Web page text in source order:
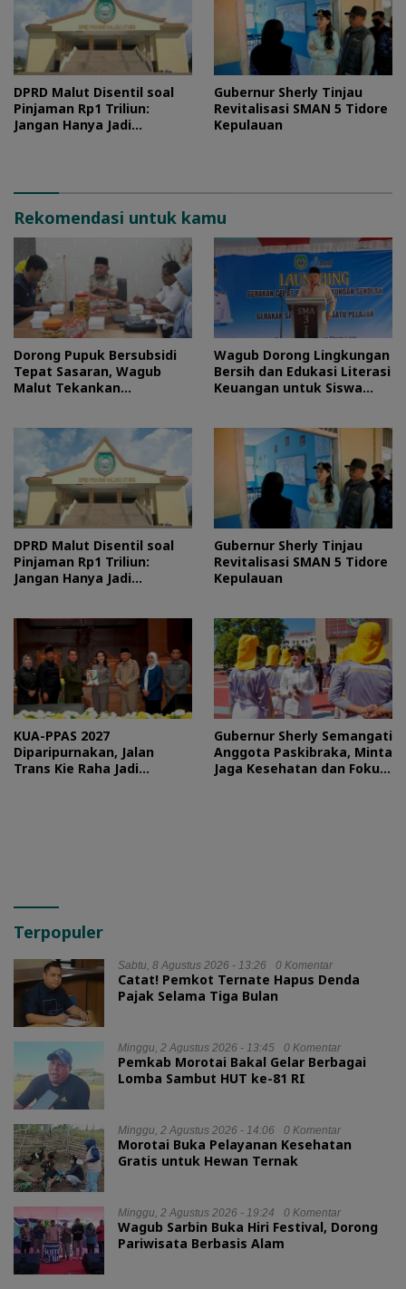
DPRD Malut Disentil soal
Pinjaman Rp1 Triliun:
Jangan Hanya Jadi
Gubernur Sherly Tinjau
Revitalisasi SMAN 5 Tidore
Kepulauan
Rekomendasi untuk kamu
Dorong Pupuk Bersubsidi
Tepat Sasaran, Wagub
Malut Tekankan
Wagub Dorong Lingkungan
Bersih dan Edukasi Literasi
Keuangan untuk Siswa
DPRD Malut Disentil soal
Pinjaman Rp1 Triliun:
Jangan Hanya Jadi
Gubernur Sherly Tinjau
Revitalisasi SMAN 5 Tidore
Kepulauan
KUA-PPAS 2027
Diparipurnakan, Jalan
Trans Kie Raha Jadi
Gubernur Sherly Semangati
Anggota Paskibraka, Minta
Jaga Kesehatan dan Fokus
Terpopuler
Sabtu, 8 Agustus 2026 - 13:26 0 Komentar
Catat! Pemkot Ternate Hapus Denda
Pajak Selama Tiga Bulan
Minggu, 2 Agustus 2026 - 13:45 0 Komentar
Pemkab Morotai Bakal Gelar Berbagai
Lomba Sambut HUT ke-81 RI
Minggu, 2 Agustus 2026 - 14:06 0 Komentar
Morotai Buka Pelayanan Kesehatan
Gratis untuk Hewan Ternak
Minggu, 2 Agustus 2026 - 19:24 0 Komentar
Wagub Sarbin Buka Hiri Festival, Dorong
Pariwisata Berbasis Alam